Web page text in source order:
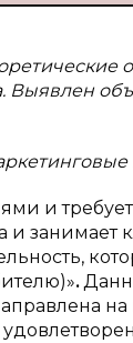
Выявлен
и требует
и занимает
.